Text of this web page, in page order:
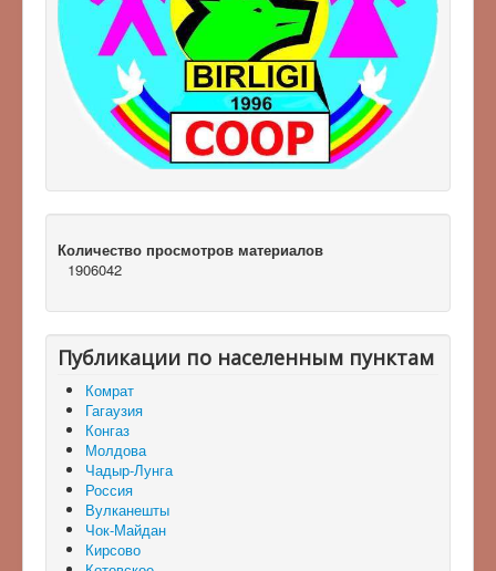
Количество просмотров материалов
1906042
Публикации по населенным пунктам
Комрат
Гагаузия
Конгаз
Молдова
Чадыр-Лунга
Россия
Вулканешты
Чок-Майдан
Кирсово